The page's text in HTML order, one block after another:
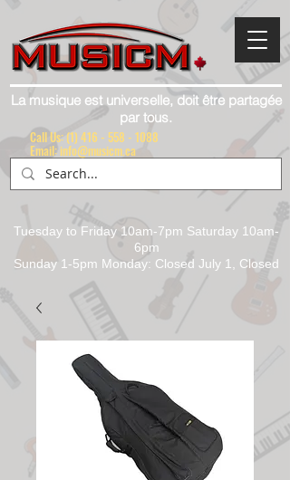
La musique est universelle, doit être partagée
par tous.
Tuesday to Friday 10am-7pm Saturday 10am-
6pm
Sunday 1-5pm Monday: Closed July 1, Closed
Call Us: (1) 416 - 558 - 1088
Email: info@musicm.ca